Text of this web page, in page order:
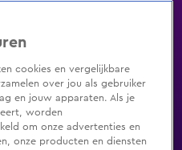
Zenders Genres
Shop
cookies en vergelijkbare
over jou als gebruiker
en jouw apparaten. Als je
worden
om onze advertenties en
onze producten en diensten